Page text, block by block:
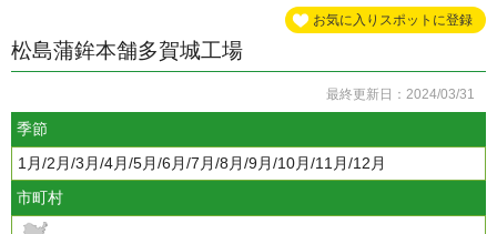
お気に入りスポットに登録
松島蒲鉾本舗多賀城工場
最終更新日：2024/03/31
季節
1月/2月/3月/4月/5月/6月/7月/8月/9月/10月/11月/12月
市町村